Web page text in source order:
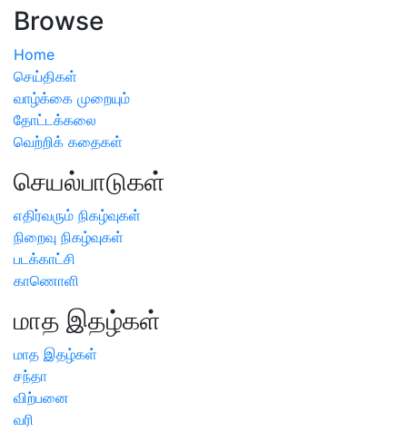
Browse
Home
செய்திகள்
வாழ்க்கை முறையும்
தோட்டக்கலை
வெற்றிக் கதைகள்
செயல்பாடுகள்
எதிர்வரும் நிகழ்வுகள்
நிறைவு நிகழ்வுகள்
படக்காட்சி
காணொளி
மாத இதழ்கள்
மாத இதழ்கள்
சந்தா
விற்பனை
வரி